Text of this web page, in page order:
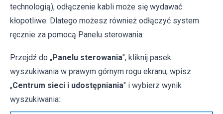
technologią), odłączenie kabli może się wydawać
kłopotliwe. Dlatego możesz również odłączyć system
ręcznie za pomocą Panelu sterowania:
Przejdź do „Panelu sterowania", kliknij pasek
wyszukiwania w prawym górnym rogu ekranu, wpisz
„Centrum sieci i udostępniania" i wybierz wynik
wyszukiwania::